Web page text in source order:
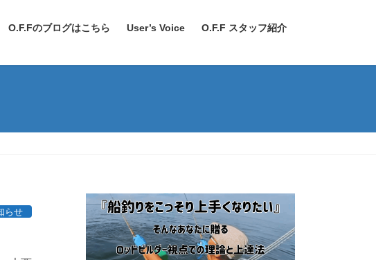
O.F.Fのブログはこちら User’s Voice O.F.F スタッフ紹介
らせ